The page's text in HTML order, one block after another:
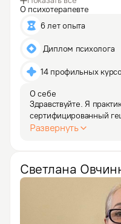
О психотерапевте
6 лет опыта
Диплом психолога
14 профильных
О себе
Здравствуйте. Я
сертифицированный
в браке с одним
Развернуть
Светлана